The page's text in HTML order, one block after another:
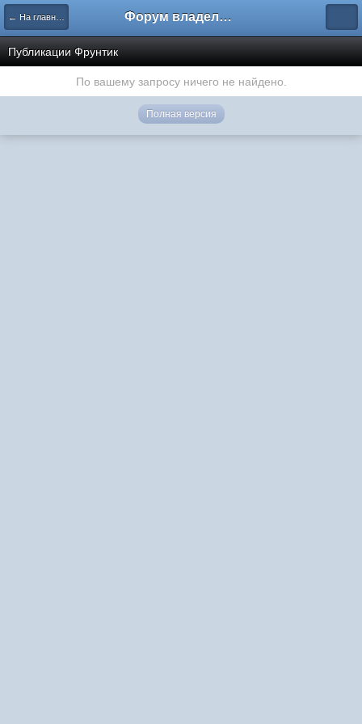
← На главную Форум владельцев интернет-магазинов
Публикации Фрунтик
По вашему запросу ничего не найдено.
Полная версия